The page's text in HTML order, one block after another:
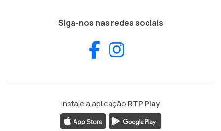
Siga-nos nas redes sociais
Facebook
Instale a aplicação RTP Play